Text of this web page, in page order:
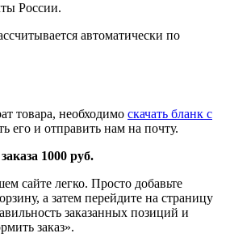
России.
автоматически по
товара, необходимо скачать бланк с
его и отправить нам на почту.
1000 руб.
сайте легко. Просто добавьте
а затем перейдите на страницу
заказанных позиций и
заказ».